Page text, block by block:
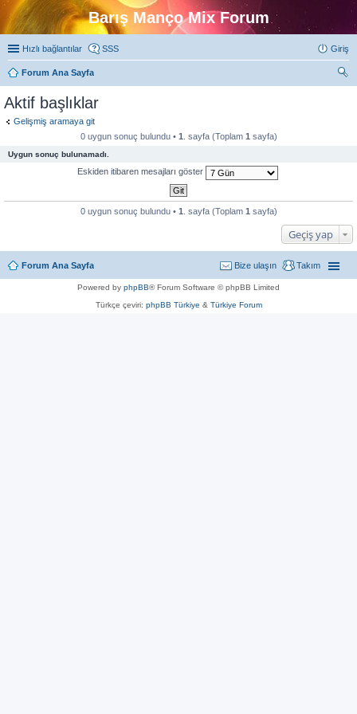
Barış Manço Mix Forum
Hızlı bağlantılar SSS Giriş
Forum Ana Sayfa
Aktif başlıklar
Gelişmiş aramaya git
0 uygun sonuç bulundu • 1 . sayfa (Toplam 1 sayfa)
Uygun sonuç bulunamadı.
Eskiden itibaren mesajları göster
0 uygun sonuç bulundu • 1 . sayfa (Toplam 1 sayfa)
Geçiş yap
Forum Ana Sayfa Takım
Bize ulaşın
Powered by phpBB® Forum Software © phpBB Limited
Türkçe çeviri: phpBB Türkiye & Türkiye Forum